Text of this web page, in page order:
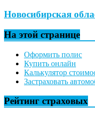
Новосибирская
На этой странице
Оформить полис
Купить онлайн
Калькулятор
Застраховать
Рейтинг страховых